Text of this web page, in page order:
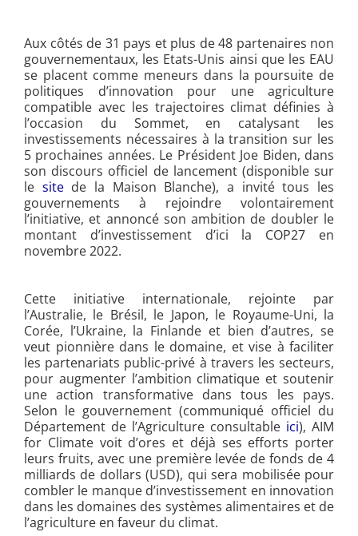
Aux côtés de 31 pays et plus de 48 partenaires non
gouvernementaux, les Etats-Unis ainsi que les EAU
se placent comme meneurs dans la poursuite de
politiques d’innovation pour une agriculture
compatible avec les trajectoires climat définies à
l’occasion du Sommet, en catalysant les
investissements nécessaires à la transition sur les
5 prochaines années. Le Président Joe Biden, dans
son discours officiel de lancement (disponible sur
le sitede la Maison Blanche), a invité tous les
gouvernements à rejoindre volontairement
l’initiative, et annoncé son ambition de doubler le
montant d’investissement d’ici la COP27 en
novembre 2022.
Cette initiative internationale, rejointe par
l’Australie, le Brésil, le Japon, le Royaume-Uni, la
Corée, l’Ukraine, la Finlande et bien d’autres, se
veut pionnière dans le domaine, et vise à faciliter
les partenariats public-privé à travers les secteurs,
pour augmenter l’ambition climatique et soutenir
une action transformative dans tous les pays.
Selon le gouvernement (communiqué officiel du
Département de l’Agriculture consultable ici), AIM
for Climate voit d’ores et déjà ses efforts porter
leurs fruits, avec une première levée de fonds de 4
milliards de dollars (USD), qui sera mobilisée pour
combler le manque d’investissement en innovation
dans les domaines des systèmes alimentaires et de
l’agriculture en faveur du climat.